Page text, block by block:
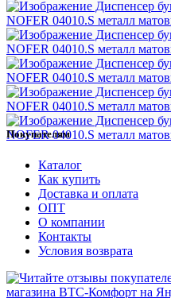
Покупателям
Каталог
Как купить
Доставка и оплата
ОПТ
О компании
Контакты
Условия возврата